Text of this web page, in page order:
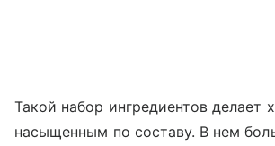
Такой набор ингредиентов делает
насыщенным по составу. В нем